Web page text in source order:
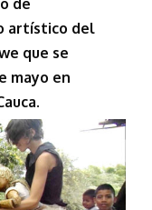
de
artístico del
que se
mayo en